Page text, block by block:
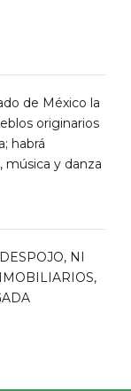
de México la
originarios
habrá
música y danza
NI